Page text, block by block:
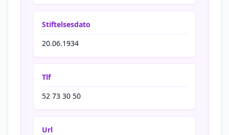
Stiftelsesdato
20.06.1934
Tlf
52 73 30 50
Url